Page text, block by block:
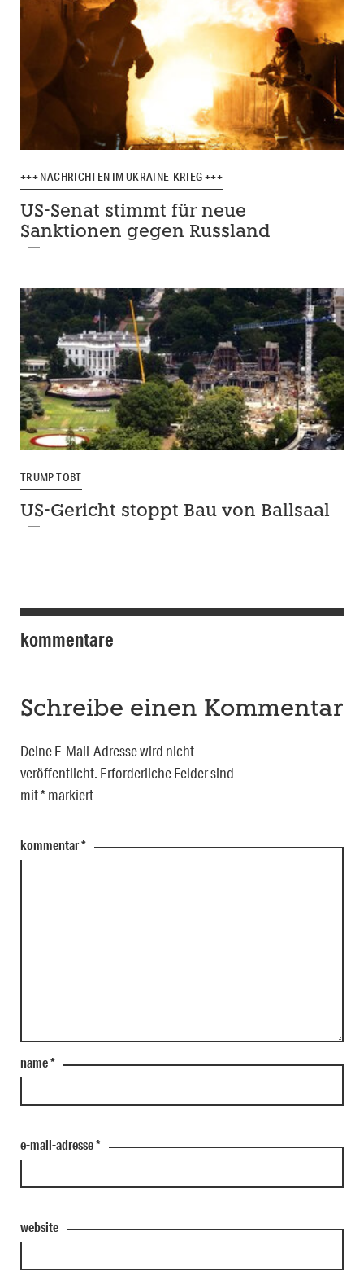
+++ NACHRICHTEN IM UKRAINE-KRIEG +++
US-Senat stimmt für neue
Sanktionen gegen Russland
TRUMP TOBT
US-Gericht stoppt Bau von Ballsaal
kommentare
Schreibe einen Kommentar
Deine E-Mail-Adresse wird nicht
veröffentlicht. Erforderliche Felder sind
mit*markiert
kommentar*
name*
e-mail-adresse*
website